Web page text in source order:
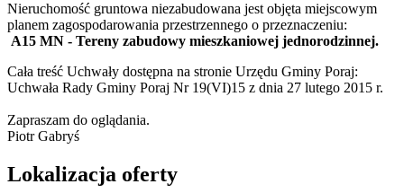
Nieruchomość gruntowa niezabudowana jest objęta miejscowym
planem zagospodarowania przestrzennego o przeznaczeniu:
A15 MN - Tereny zabudowy mieszkaniowej jednorodzinnej.
Cała treść Uchwały dostępna na stronie Urzędu Gminy Poraj:
Uchwała Rady Gminy Poraj Nr 19(VI)15 z dnia 27 lutego 2015 r.
Zapraszam do oglądania.
Piotr Gabryś
Lokalizacja oferty